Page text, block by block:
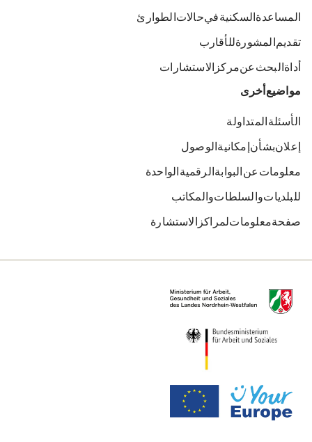
المساعدة السكنية في حالات الطوارئ
تقديم المشورة للأقارب
أداة البحث عن مركز الاستشارات
مواضيع أخرى
الأسئلة المتداولة
إعلان بشأن إمكانية الوصول
معلومات عن البوابة الرقمية الواحدة
للبلديات والسلطات والمكاتب
صفحة معلومات لمراكز الاستشارة